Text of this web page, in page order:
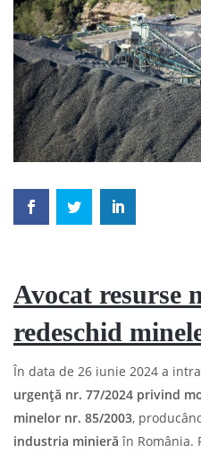
Avocat resurse
redeschid
În data de 26 iunie 2024 a
urgenţă nr. 77/2024 privind
minelor nr. 85/2003,
industria minieră în România.